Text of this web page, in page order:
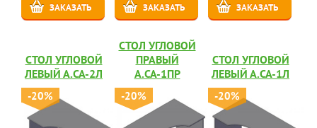
ЗАКАЗАТЬ ЗАКАЗАТЬ ЗАКАЗАТЬ
СТОЛ УГЛОВОЙ
ЛЕВЫЙ А.СА-2Л
-20%
СТОЛ УГЛОВОЙ
ПРАВЫЙ
А.СА-1ПР
-20%
СТОЛ УГЛОВОЙ
ЛЕВЫЙ А.СА-1Л
-20%